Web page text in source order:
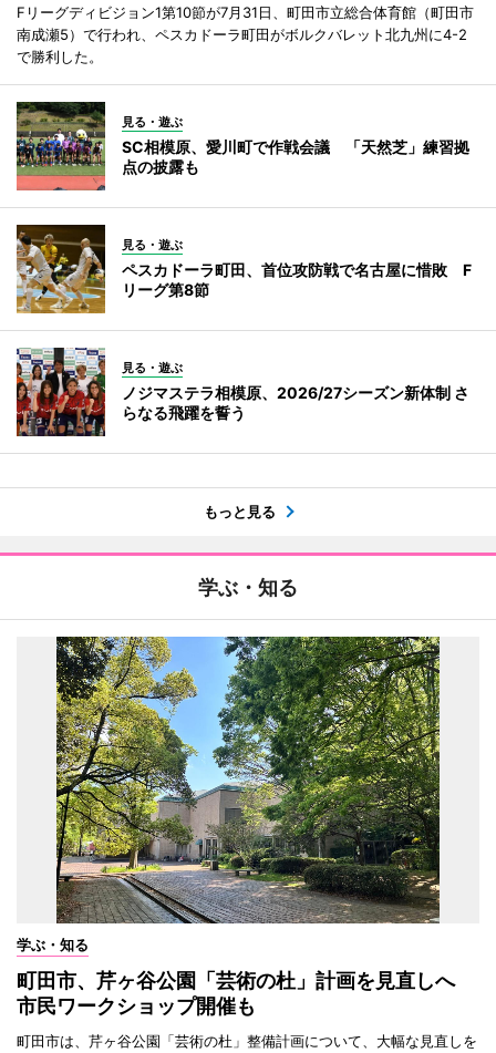
Fリーグディビジョン1第10節が7月31日、町田市立総合体育館（町田市
南成瀬5）で行われ、ペスカドーラ町田がボルクバレット北九州に4-2
で勝利した。
見る・遊ぶ
SC相模原、愛川町で作戦会議 「天然芝」練習拠
点の披露も
見る・遊ぶ
ペスカドーラ町田、首位攻防戦で名古屋に惜敗 F
リーグ第8節
見る・遊ぶ
ノジマステラ相模原、2026/27シーズン新体制 さ
らなる飛躍を誓う
もっと見る
学ぶ・知る
学ぶ・知る
町田市、芹ヶ谷公園「芸術の杜」計画を見直しへ
市民ワークショップ開催も
町田市は、芹ヶ谷公園「芸術の杜」整備計画について、大幅な見直しを